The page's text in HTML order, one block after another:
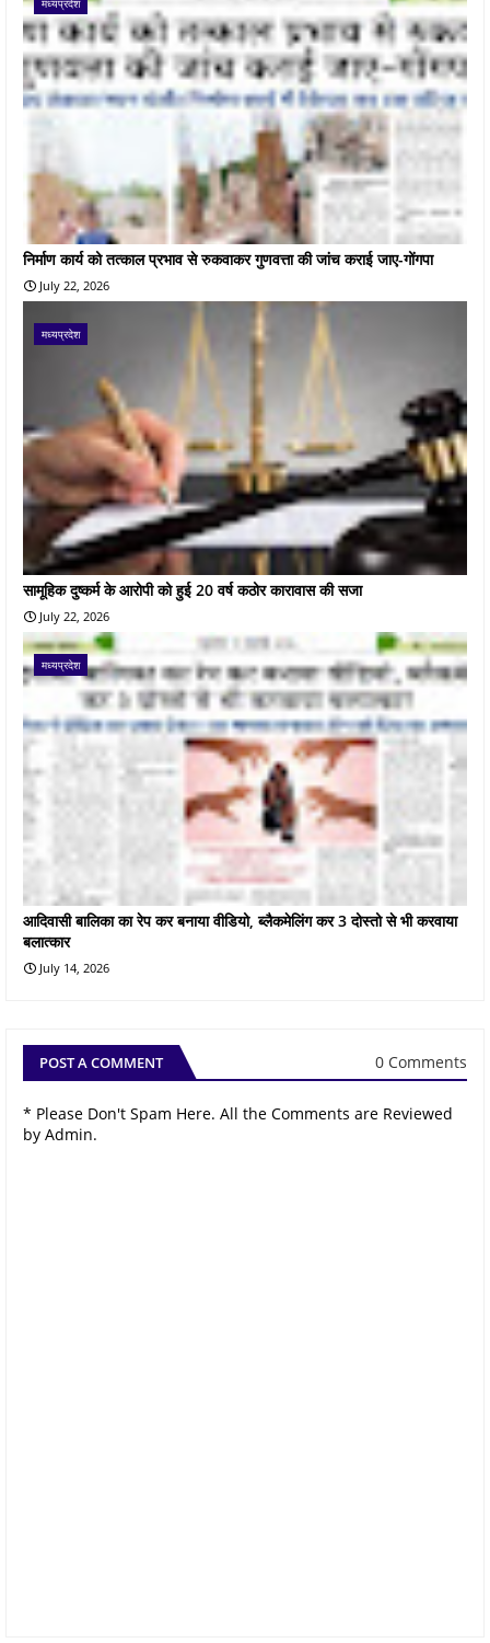
निर्माण कार्य को तत्काल प्रभाव से रुकवाकर गुणवत्ता की जांच कराई जाए-गोंगपा
July 22, 2026
मध्यप्रदेश
सामूहिक दुष्कर्म के आरोपी को हुई 20 वर्ष कठोर कारावास की सजा
July 22, 2026
मध्यप्रदेश
आदिवासी बालिका का रेप कर बनाया वीडियो, ब्लैकमेलिंग कर 3 दोस्तो से भी करवाया
बलात्कार
July 14, 2026
POST A COMMENT 0 Comments
* Please Don't Spam Here. All the Comments are Reviewed
by Admin.